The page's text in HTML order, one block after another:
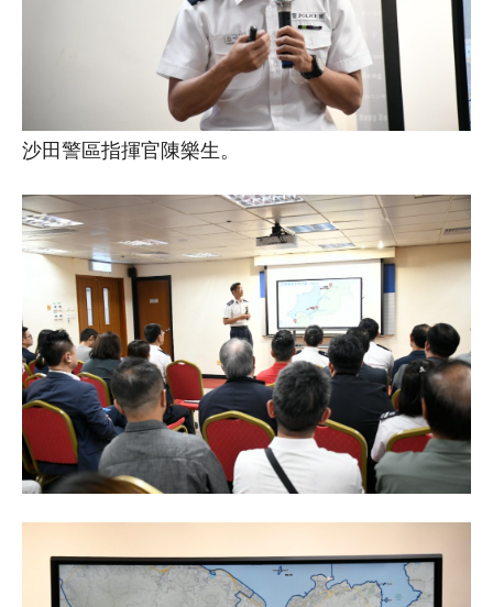
沙田警區指揮官陳樂生。